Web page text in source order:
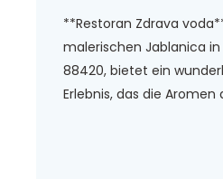
**Restoran Zdrava
malerischen Jablanica
88420, bietet ein
Erlebnis, das die Aromen